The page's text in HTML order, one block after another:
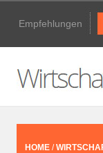
Empfehlungen
HOME /